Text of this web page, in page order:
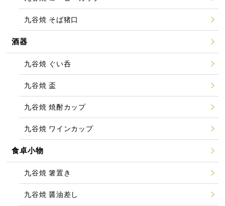
九谷焼 そば猪口
酒器
九谷焼 ぐい呑
九谷焼 盃
九谷焼 焼酎カップ
九谷焼 ワインカップ
食卓小物
九谷焼 箸置き
九谷焼 醤油差し